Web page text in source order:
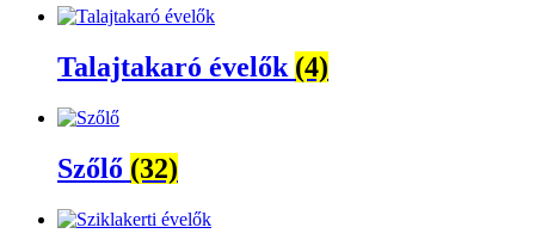
Talajtakaró évelők (4)
Szőlő (32)